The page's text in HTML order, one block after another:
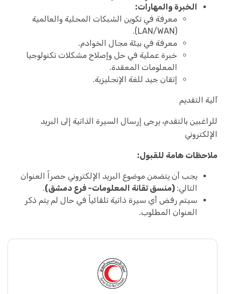
الخبرة والمهارات:
معرفة في تكوين الشبكات المحلية والعالمية
(LAN/WAN).
معرفة في بيئة مجال الخوادم.
خبرة عملية في حل وإصلاح مشكلات تكنولوجيا
المعلومات المعقدة.
إتقان جيد للغة الإنجليزية.
آلية التقديم
للراغبين بالتقدم، يرجى إرسال السيرة الذاتية إلى البريد
الإلكتروني
ملاحظات هامة للقبول:
يجب أن يتضمن موضوع البريد الإلكتروني حصراً العنوان
التالي: (منسق تقانة المعلومات- فرع دمشق).
سيتم رفض أي سيرة ذاتية تلقائياً في حال لم يتم ذكر
العنوان المطلوب.